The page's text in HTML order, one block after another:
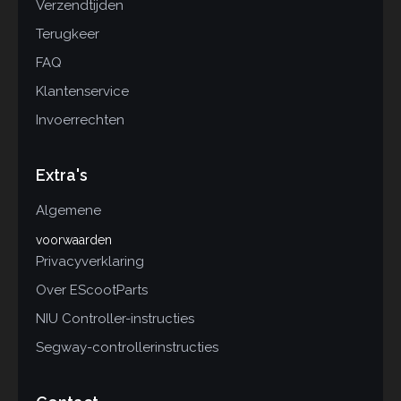
Verzendtijden
Terugkeer
FAQ
Klantenservice
Invoerrechten
Extra's
Algemene
voorwaarden
Privacyverklaring
Over EScootParts
NIU Controller-instructies
Segway-controllerinstructies